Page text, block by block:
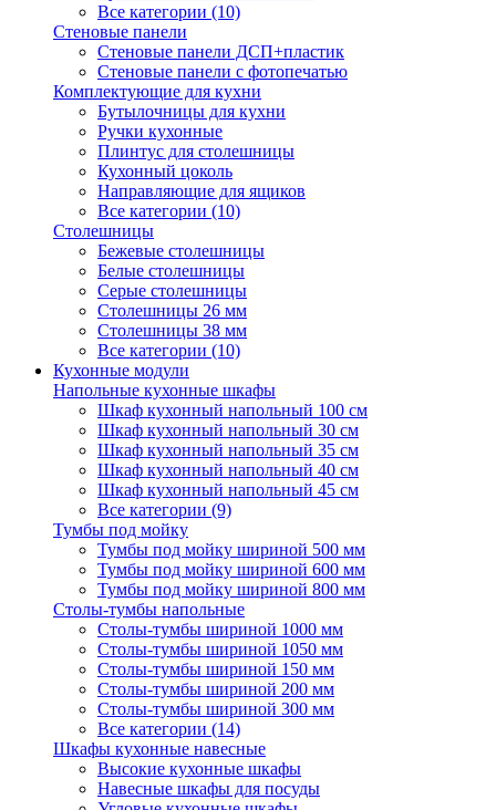
Все категории (10)
Стеновые панели
Стеновые панели ДСП+пластик
Стеновые панели с фотопечатью
Комплектующие для кухни
Бутылочницы для кухни
Ручки кухонные
Плинтус для столешницы
Кухонный цоколь
Направляющие для ящиков
Все категории (10)
Столешницы
Бежевые столешницы
Белые столешницы
Серые столешницы
Столешницы 26 мм
Столешницы 38 мм
Все категории (10)
Кухонные модули
Напольные кухонные шкафы
Шкаф кухонный напольный 100 см
Шкаф кухонный напольный 30 см
Шкаф кухонный напольный 35 см
Шкаф кухонный напольный 40 см
Шкаф кухонный напольный 45 см
Все категории (9)
Тумбы под мойку
Тумбы под мойку шириной 500 мм
Тумбы под мойку шириной 600 мм
Тумбы под мойку шириной 800 мм
Столы-тумбы напольные
Столы-тумбы шириной 1000 мм
Столы-тумбы шириной 1050 мм
Столы-тумбы шириной 150 мм
Столы-тумбы шириной 200 мм
Столы-тумбы шириной 300 мм
Все категории (14)
Шкафы кухонные навесные
Высокие кухонные шкафы
Навесные шкафы для посуды